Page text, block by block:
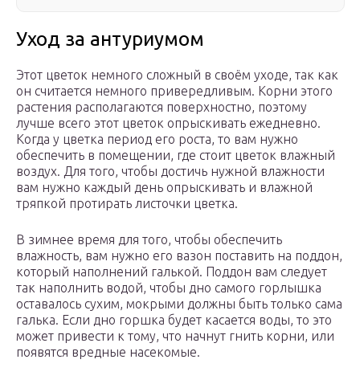
Уход за антуриумом
Этот цветок немного сложный в своём уходе, так как
он считается немного привередливым. Корни этого
растения располагаются поверхностно, поэтому
лучше всего этот цветок опрыскивать ежедневно.
Когда у цветка период его роста, то вам нужно
обеспечить в помещении, где стоит цветок влажный
воздух. Для того, чтобы достичь нужной влажности
вам нужно каждый день опрыскивать и влажной
тряпкой протирать листочки цветка.
В зимнее время для того, чтобы обеспечить
влажность, вам нужно его вазон поставить на поддон,
который наполнений галькой. Поддон вам следует
так наполнить водой, чтобы дно самого горлышка
оставалось сухим, мокрыми должны быть только сама
галька. Если дно горшка будет касается воды, то это
может привести к тому, что начнут гнить корни, или
появятся вредные насекомые.